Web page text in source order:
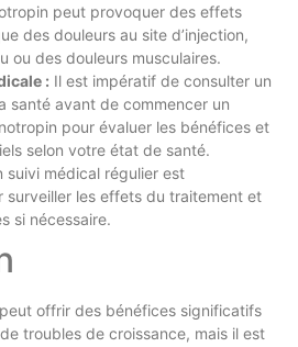
peut provoquer des effets
des douleurs au site d’injection,
ou des douleurs musculaires.
: Il est impératif de consulter un
santé avant de commencer un
pour évaluer les bénéfices et
selon votre état de santé.
suivi médical régulier est
surveiller les effets du traitement et
si nécessaire.
offrir des bénéfices significatifs
troubles de croissance, mais il est